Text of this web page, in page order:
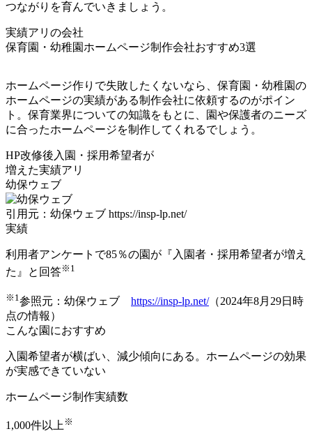
つながりを育んでいきましょう。
実績アリの会社
保育園・幼稚園ホームページ制作会社おすすめ3選
ホームページ作りで失敗したくないなら、保育園・幼稚園の
ホームページの実績がある制作会社に依頼するのがポイン
ト。保育業界についての知識をもとに、園や保護者のニーズ
に合ったホームページを制作してくれるでしょう。
HP改修後入園・採用希望者が
増えた実績アリ
幼保ウェブ
引用元：幼保ウェブ https://insp-lp.net/
実績
利用者アンケートで85％の園が『入園者・採用希望者が増え
た』
と回答※1
※1 参照元：幼保ウェブ https://insp-lp.net/（2024年8月29日時
点の情報）
こんな園におすすめ
入園希望者が横ばい、減少傾向にある。ホームページの効果
が実感できていない
ホームページ制作実績数
1,000件以上※